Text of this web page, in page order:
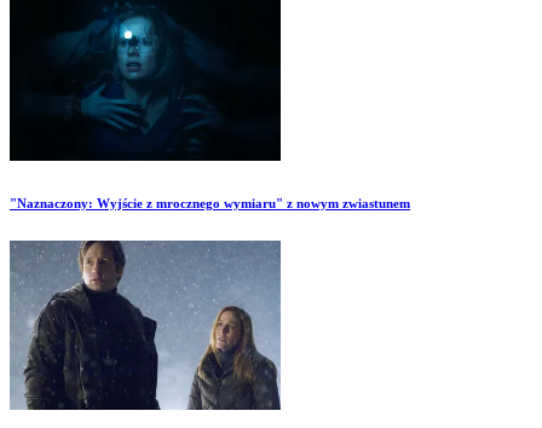
"Naznaczony: Wyjście z mrocznego wymiaru" z nowym zwiastunem